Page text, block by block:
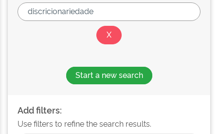
Start a new search
Add filters:
Use filters to refine the search results.